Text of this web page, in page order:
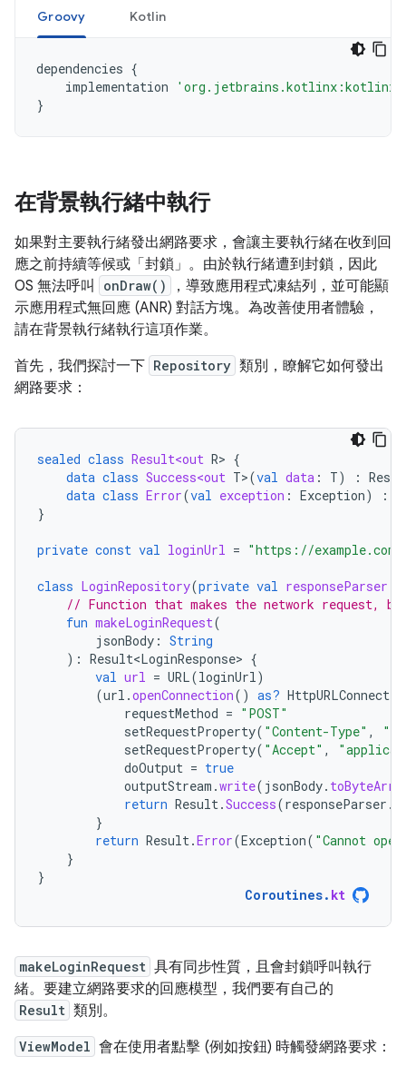
Groovy Kotlin
dependencies {
implementation
'org.jetbrains.kotlinx:kotlinx-
}
在背景執行緒中執行
如果對主要執行緒發出網路要求，會讓主要執行緒在收到回
應之前持續等候或「封鎖」 。由於執行緒遭到封鎖，因此
OS 無法呼叫
onDraw()
，導致應用程式凍結列，並可能顯
示應用程式無回應 (ANR) 對話方塊。為改善使用者體驗，
請在背景執行緒執行這項作業。
首先，我們探討一下 Repository 類別，瞭解它如何發出
網路要求：
sealed class Result<out R> {
data class Success<out T>(val data : T) :
data class Error(val exception : Exception) :
}
private const val loginUrl = "https://
class LoginRepository(private val responseParser
// Function that makes the network request,
fun makeLoginRequest(
jsonBody : String
): Result<LoginResponse> {
val url = URL(loginUrl)
(url .openConnection() as?
requestMethod = "POST"
setRequestProperty( "Content-Type" ,
setRequestProperty( "Accept" ,
doOutput = true
outputStream .write( jsonBody.
return Result.Success(responseParser .
}
return Result.Error(Exception( "Cannot
}
}
Coroutines. kt
makeLoginRequest 具有同步性質，且會封鎖呼叫執行
緒。要建立網路要求的回應模型，我們要有自己的
Result 類別。
ViewModel 會在使用者點擊 (例如按鈕) 時觸發網路要求：